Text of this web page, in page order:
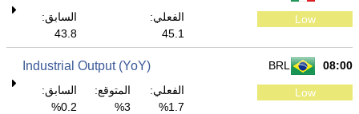
Low
الفعلي:
45.1
السابق:
43.8
08:00
BRL
Industrial Output (YoY)
Low
الفعلي:
1.7%
المتوقع:
3%
السابق:
0.2%